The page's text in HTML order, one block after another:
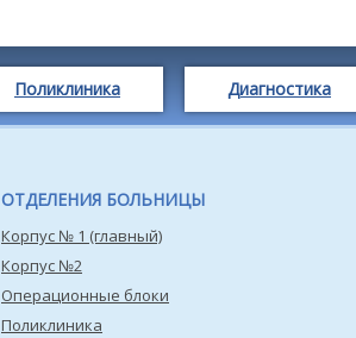
Поликлиника Диагностика
ОТДЕЛЕНИЯ БОЛЬНИЦЫ
Корпус № 1 (главный)
Корпус №2
Операционные блоки
Поликлиника